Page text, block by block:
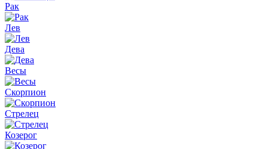
Рак
Лев
Дева
Весы
Скорпион
Стрелец
Козерог